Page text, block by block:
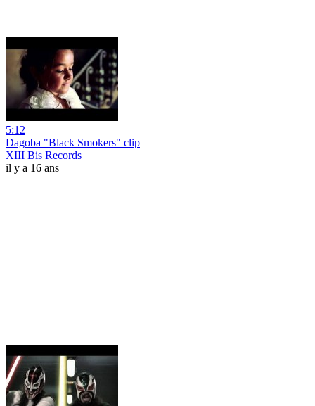
5:12
Dagoba "Black Smokers" clip
XIII Bis Records
il y a 16 ans